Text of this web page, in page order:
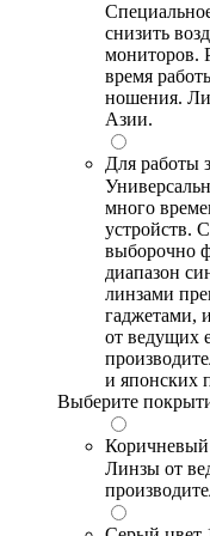
снизить
мониторов.
время
ношения.
Азии.
Для работы
много
устройств.
выборочно
диапазон
линзами
гаджетами,
от ведущих
и японских
Выберите
Коричневый
Линзы от